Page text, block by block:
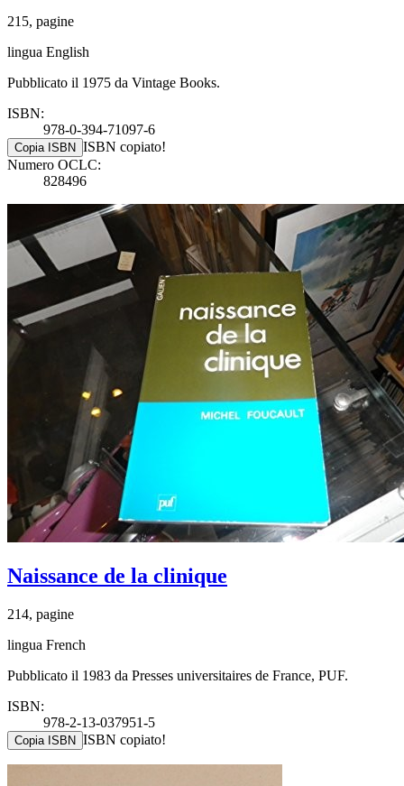
215, pagine
lingua English
Pubblicato il 1975 da Vintage Books.
ISBN:
978-0-394-71097-6
Copia ISBN ISBN copiato!
Numero OCLC:
828496
Naissance de la clinique
214, pagine
lingua French
Pubblicato il 1983 da Presses universitaires de France, PUF.
ISBN:
978-2-13-037951-5
Copia ISBN ISBN copiato!